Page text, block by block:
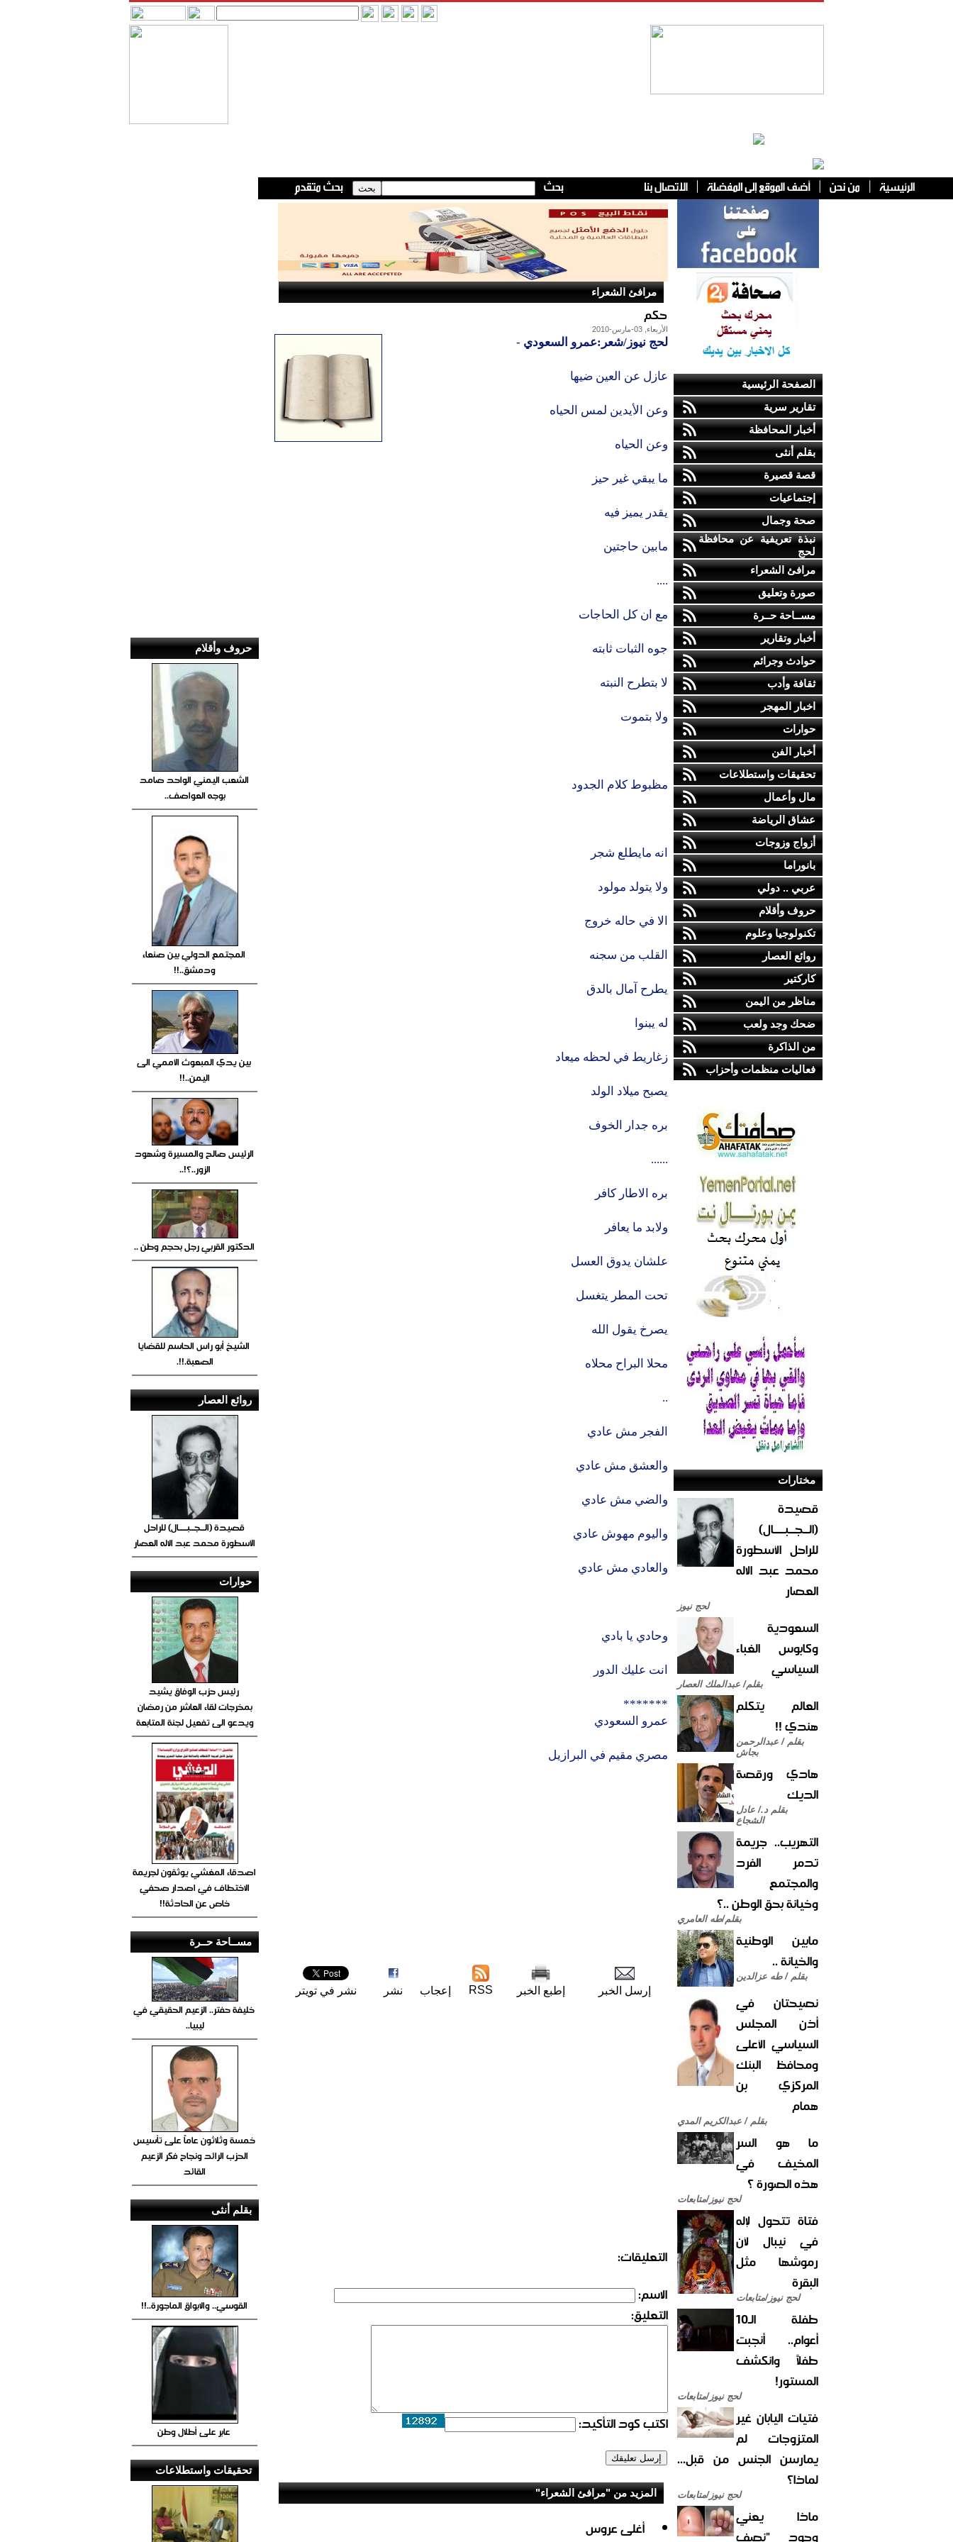
الصفحة الرئيسية
تقارير سرية
أخبار المحافظة
بقلم أنثى
قصة قصيرة
إجتماعيات
صحة وجمال
نبذة تعريفية عن محافظة
لحج
مرافئ الشعراء
صورة وتعليق
مســاحة حــرة
أخبار وتقارير
حوادث وجرائم
ثقافة وأدب
اخبار المهجر
حوارات
أخبار الفن
تحقيقات واستطلاعات
مال وأعمال
عشاق الرياضة
أزواج وزوجات
بانوراما
عربي .. دولي
حروف وأقلام
تكنولوجيا وعلوم
روائع العصار
كاركتير
مناظر من اليمن
ضحك وجد ولعب
من الذاكرة
فعاليات منظمات وأحزاب
مختارات
قصيدة
(الــجــبــــال)
للراحل الأسطورة
محمد عبد الاله
العصار
لحج نيوز
السعودية
وكابوس الغباء
السياسي
بقلم/ عبدالملك العصار
العالم يتكلم
هندي !!
بقلم / عبدالرحمن
بجاش
هادي ورقصة
الديك
بقلم د./ عادل
الشجاع
التهريب.. جريمة
تدمر الفرد
والمجتمع
وخيانة بحق الوطن ..؟
بقلم/طه العامري
مابين الوطنية
والخيانة ..
بقلم / طه عزالدين
نصيحتان في
أذن المجلس
السياسي الأعلى
ومحافظ البنك
المركزي بن
همام
بقلم / عبدالكريم المدي
ما هو السر
المخيف في
هذه الصورة ؟
لحج نيوز/متابعات
فتاة تتحول لإله
في نيبال لأن
رموشها مثل
البقرة
لحج نيوز/متابعات
طفلة الـ10
أعوام.. أنجبت
طفلاً وانكشف
المستور!
لحج نيوز/متابعات
فتيات اليابان غير
المتزوجات لم
يمارسن الجنس من قبل...
لماذا؟
لحج نيوز/متابعات
ماذا يعني
وجود "نصف
مرافئ الشعراء
حكم
الأربعاء, 03-مارس-2010
لحج نيوز/شعر:عمرو السعودي -
عازل عن العين ضيها
وعن الأيدين لمس الحياه
وعن الحياه
ما يبقي غير حيز
يقدر يميز فيه
مابين حاجتين
....
مع ان كل الحاجات
جوه الثبات ثابته
لا بتطرح النبته
ولا بتموت
مظبوط كلام الجدود
انه مايطلع شجر
ولا يتولد مولود
الا في حاله خروج
القلب من سجنه
يطرح آمال بالدق
له يبنوا
زغاريط في لحظه ميعاد
يصبح ميلاد الولد
بره جدار الخوف
......
بره الاطار كافر
ولابد ما يعافر
علشان يدوق العسل
تحت المطر يتغسل
يصرخ يقول الله
محلا البراح محلاه
..
الفجر مش عادي
والعشق مش عادي
والضي مش عادي
واليوم مهوش عادي
والعادي مش عادي
وحادي يا بادي
انت عليك الدور
*******
عمرو السعودي
مصري مقيم في البرازيل
إرسل الخبر إطبع الخبر RSS إعجاب نشر نشر في تويتر
التعليقات:
الاسم:
التعليق:
اكتب كود التأكيد:
المزيد من "مرافئ الشعراء"
أغلى عروس
حروف وأقلام
الشعب اليمني الواحد صامد
بوجه العواصف..
المجتمع الدولي بين صنعاء
ودمشق..!!
بين يدي المبعوث الأممي الى
اليمن..!!
الرئيس صالح والمسيرة وشهود
الزور..؟!..
الدكتور القربي رجل بحجم وطن ..
الشيخ أبو راس الحاسم للقضايا
الصعبة.!!.
روائع العصار
قصيدة (الــجــبــــال) للراحل
الأسطورة محمد عبد الاله العصار
حوارات
رئيس حزب الوفاق يشيد
بمخرجات لقاء العاشر من رمضان
ويدعو الى تفعيل لجنة المتابعة
اصدقاء المغشي يوثقون لجريمة
الاختطاف في اصدار صحفي
خاص عن الحادثة!!
مســاحة حــرة
خليفة حفتر.. الزعيم الحقيقي في
ليبيا..
خمسة وثلاثون عاماً على تأسيس
الحزب الرائد ونجاح فكر الزعيم
القائد
بقلم أنثى
القوسي.. والابواق الماجورة..!!
عابر على أطلال وطن
تحقيقات واستطلاعات